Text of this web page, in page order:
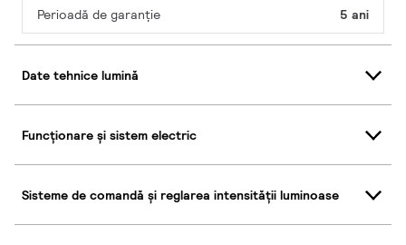
Perioadă de garanţie 5 ani
Date tehnice lumină
Funcționare și sistem electric
Sisteme de comandă și reglarea intensității luminoase